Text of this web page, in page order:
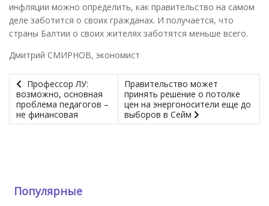
инфляции можно определить, как правительство на самом
деле заботится о своих гражданах. И получается, что
страны Балтии о своих жителях заботятся меньше всего.
Дмитрий СМИРНОВ, экономист
Профессор ЛУ:
возможно, основная
проблема педагогов –
не финансовая
Правительство может
принять решение о потолке
цен на энергоносители еще до
выборов в Сейм
Популярные